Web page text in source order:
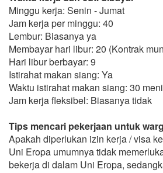
Minggu kerja: Senin - Jumat
Jam kerja per minggu: 40
Lembur: Biasanya ya
Membayar hari libur: 20 (Kontrak
Hari libur berbayar: 9
Istirahat makan siang: Ya
Waktu istirahat makan siang: 30
Jam kerja fleksibel: Biasanya tidak
Tips mencari pekerjaan untuk
Apakah diperlukan izin kerja / visa
Uni Eropa umumnya tidak
bekerja di dalam Uni Eropa,